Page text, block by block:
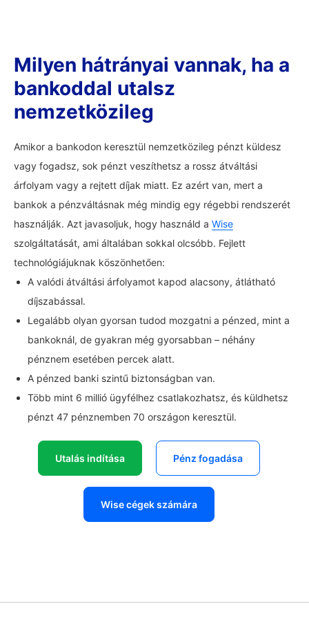
Milyen hátrányai vannak, ha a
bankoddal utalsz
nemzetközileg
Amikor a bankodon keresztül nemzetközileg pénzt küldesz
vagy fogadsz, sok pénzt veszíthetsz a rossz átváltási
árfolyam vagy a rejtett díjak miatt. Ez azért van, mert a
bankok a pénzváltásnak még mindig egy régebbi rendszerét
használják. Azt javasoljuk, hogy használd a Wise
szolgáltatását, ami általában sokkal olcsóbb. Fejlett
technológiájuknak köszönhetően:
A valódi átváltási árfolyamot kapod alacsony, átlátható
díjszabással.
Legalább olyan gyorsan tudod mozgatni a pénzed, mint a
bankoknál, de gyakran még gyorsabban – néhány
pénznem esetében percek alatt.
A pénzed banki szintű biztonságban van.
Több mint 6 millió ügyfélhez csatlakozhatsz, és küldhetsz
pénzt 47 pénznemben 70 országon keresztül.
Utalás indítása Pénz fogadása
Wise cégek számára